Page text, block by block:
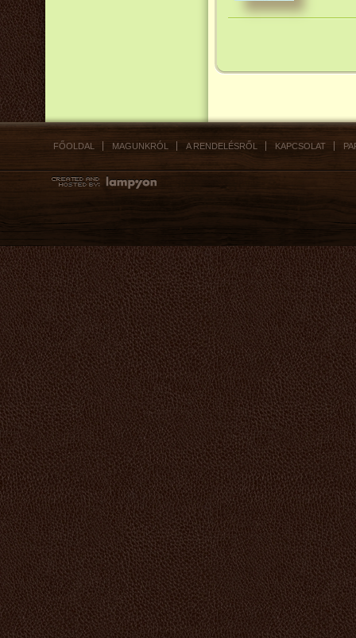
FŐOLDAL MAGUNKRÓL A RENDELÉSRŐL KAPCSOLAT